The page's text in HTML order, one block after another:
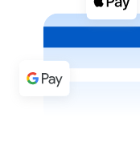
Acquista
Acquista con
Bonifico SEPA